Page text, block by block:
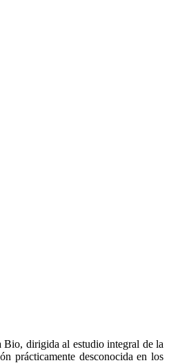
dirigida al estudio integral de la
prácticamente desconocida en los